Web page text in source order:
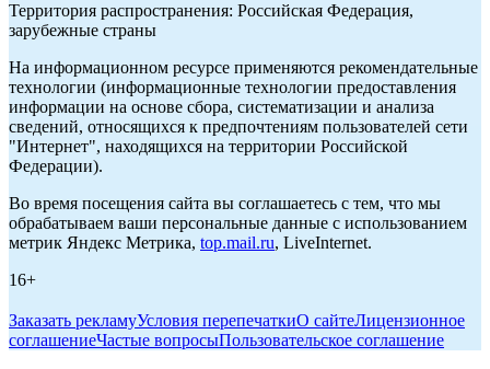
Территория распространения: Российская Федерация,
зарубежные страны
На информационном ресурсе применяются рекомендательные
технологии (информационные технологии предоставления
информации на основе сбора, систематизации и анализа
сведений, относящихся к предпочтениям пользователей сети
"Интернет", находящихся на территории Российской
Федерации).
Во время посещения сайта вы соглашаетесь с тем, что мы
обрабатываем ваши персональные данные с использованием
метрик Яндекс Метрика, top.mail.ru, LiveInternet.
16+
Заказать рекламуУсловия перепечаткиО сайтеЛицензионное
соглашениеЧастые вопросыПользовательское соглашение